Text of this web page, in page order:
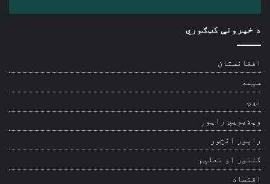
د خپرونې کټګوري
افغانستان
سیمه
نړۍ
ویډیويي راپور
راپور انځور
کلتور او تعلیم
اقتصاد